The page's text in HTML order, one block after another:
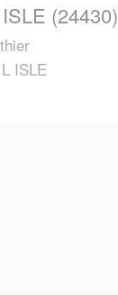
(24430)
ISLE